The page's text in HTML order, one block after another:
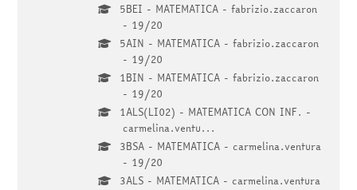
5BEI - MATEMATICA - fabrizio.zaccaron
- 19/20
5AIN - MATEMATICA - fabrizio.zaccaron
- 19/20
1BIN - MATEMATICA - fabrizio.zaccaron
- 19/20
1ALS(LI02) - MATEMATICA CON INF. -
carmelina.ventu...
3BSA - MATEMATICA - carmelina.ventura
- 19/20
3ALS - MATEMATICA - carmelina.ventura